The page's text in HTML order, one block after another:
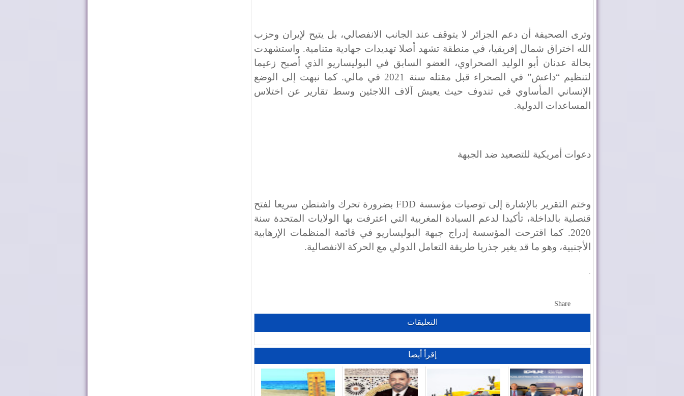
وترى الصحيفة أن دعم الجزائر لا يتوقف عند الجانب الانفصالي، بل يتيح لإيران وحزب
الله اختراق شمال إفريقيا، في منطقة تشهد أصلا تهديدات جهادية متنامية. واستشهدت
بحالة عدنان أبو الوليد الصحراوي، العضو السابق في البوليساريو الذي أصبح زعيما
لتنظيم “داعش” في الصحراء قبل مقتله سنة 2021 في مالي. كما نبهت إلى الوضع
الإنساني المأساوي في تندوف حيث يعيش آلاف اللاجئين وسط تقارير عن اختلاس
المساعدات الدولية.
دعوات أمريكية للتصعيد ضد الجبهة
وختم التقرير بالإشارة إلى توصيات مؤسسة FDDبضرورة تحرك واشنطن سريعا لفتح
قنصلية بالداخلة، تأكيدا لدعم السيادة المغربية التي اعترفت بها الولايات المتحدة سنة
2020. كما اقترحت المؤسسة إدراج جبهة البوليساريو في قائمة المنظمات الإرهابية
الأجنبية، وهو ما قد يغير جذريا طريقة التعامل الدولي مع الحركة الانفصالية.
.
Share
التعليقات
إقرأ أيضا